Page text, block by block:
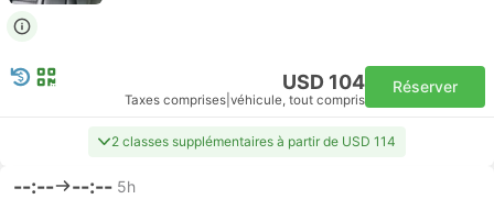
USD 104
Taxes comprises véhicule, tout compris
Réserver
2 classes supplémentaires à partir de USD 114
--:-- --:-- 5h